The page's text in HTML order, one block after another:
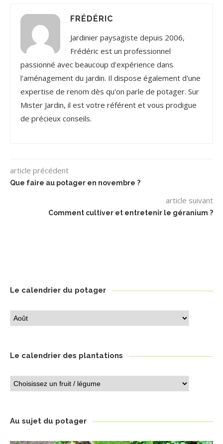
FRÉDÉRIC
Jardinier paysagiste depuis 2006,
Frédéric est un professionnel
passionné avec beaucoup d'expérience dans
l'aménagement du jardin. Il dispose également d'une
expertise de renom dès qu'on parle de potager. Sur
Mister Jardin, il est votre référent et vous prodigue
de précieux conseils.
article précédent
Que faire au potager en novembre ?
article suivant
Comment cultiver et entretenir le géranium ?
Le calendrier du potager
Le
calendrier
Le calendrier des plantations
Le
calendrier
Au sujet du potager